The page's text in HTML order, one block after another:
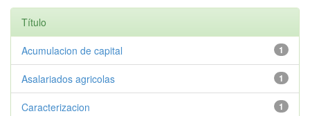
Título
1
Acumulacion de capital
1
Asalariados agricolas
1
Caracterizacion